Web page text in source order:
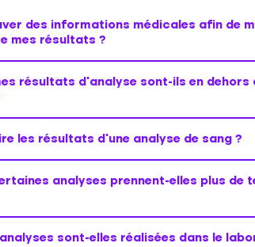
des informations médicales afin de
mes résultats ?
résultats d’analyse sont-ils en dehors
les résultats d’une analyse de sang ?
analyses prennent-elles plus de
sont-elles réalisées dans le